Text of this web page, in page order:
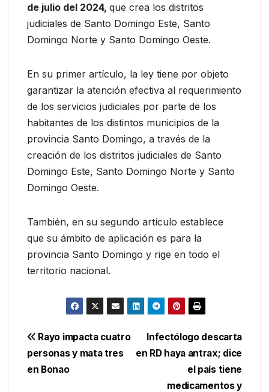
de julio del 2024, que crea los distritos
judiciales de Santo Domingo Este, Santo
Domingo Norte y Santo Domingo Oeste.
En su primer artículo, la ley tiene por objeto
garantizar la atención efectiva al requerimiento
de los servicios judiciales por parte de los
habitantes de los distintos municipios de la
provincia Santo Domingo, a través de la
creación de los distritos judiciales de Santo
Domingo Este, Santo Domingo Norte y Santo
Domingo Oeste.
También, en su segundo artículo establece
que su ámbito de aplicación es para la
provincia Santo Domingo y rige en todo el
territorio nacional.
Navegación
de
Infectólogo descarta
en RD haya antrax; dice
el país tiene
medicamentos y
Rayo impacta cuatro
personas y mata tres
en Bonao